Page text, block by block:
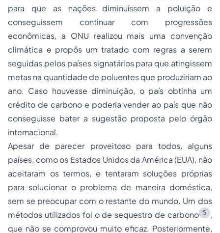
para que as nações diminuíssem a poluição e
conseguissem continuar com progressões
econômicas, a ONU realizou mais uma convenção
climática e propôs um tratado com regras a serem
seguidas pelos países signatários para que atingissem
metas na quantidade de poluentes que produziriam ao
ano. Caso houvesse diminuição, o país obtinha um
crédito de carbono e poderia vender ao país que não
conseguisse bater a sugestão proposta pelo órgão
internacional.
Apesar de parecer proveitoso para todos, alguns
países, como os Estados Unidos da América (EUA), não
aceitaram os termos, e tentaram soluções próprias
para solucionar o problema de maneira doméstica,
sem se preocupar com o restante do mundo. Um dos
métodos utilizados foi o de sequestro de carbono 5
,
que não se comprovou muito eficaz. Posteriormente,